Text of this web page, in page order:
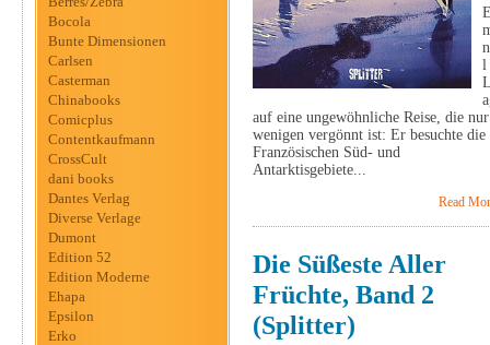
Bocola
Bunte Dimensionen
Carlsen
Casterman
Chinabooks
Comicplus
Contentkaufmann
CrossCult
dani books
Dantes Verlag
Diverse Verlage
Dumont
Edition 52
Edition Moderne
Ehapa
Epsilon
Erko
l
auf eine ungewöhnliche Reise, die nur
wenigen vergönnt ist: Er besuchte die
Französischen Süd- und
Antarktisgebiete...
Read
Die Süßeste Aller
Früchte, Band 2
(Splitter)